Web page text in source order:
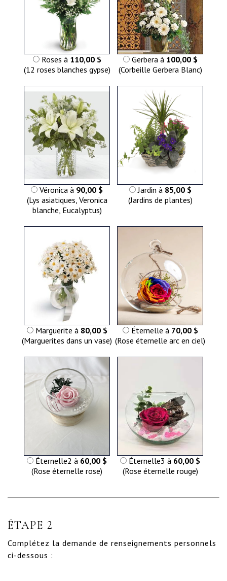
Roses à 110,00 $
(12 roses blanches gypse)
Gerbera à 100,00 $
(Corbeille Gerbera Blanc)
Véronica à 90,00 $
(Lys asiatiques, Veronica
blanche, Eucalyptus)
Jardin à 85,00 $
(Jardins de plantes)
Marguerite à 80,00 $
(Marguerites dans un vase)
Éternelle à 70,00 $
(Rose éternelle arc en ciel)
Éternelle2 à 60,00 $
(Rose éternelle rose)
Éternelle3 à 60,00 $
(Rose éternelle rouge)
ÉTAPE 2
Complétez la demande de renseignements personnels
ci-dessous :